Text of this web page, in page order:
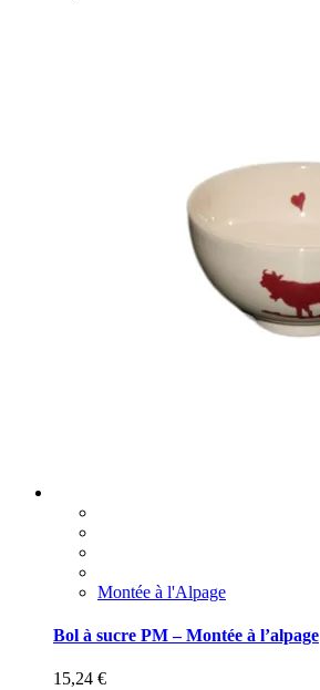
Montée à l'Alpage
Bol à sucre PM – Montée à l’alpage
15,24 €